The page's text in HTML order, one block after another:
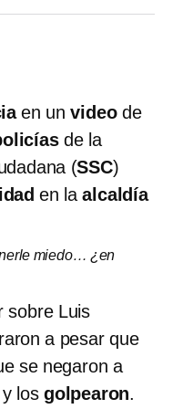
en unvideo de
de la
(SSC)
en la alcaldía
miedo… ¿en
sobre Luis
a pesar que
se negaron a
los golpearon.